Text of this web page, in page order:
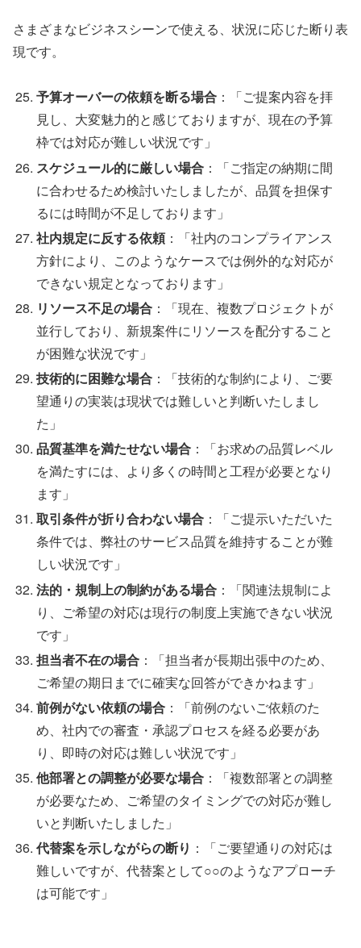
さまざまなビジネスシーンで使える、状況に応じた断り表
現です。
予算オーバーの依頼を断る場合 ：「ご提案内容を拝
見し、大変魅力的と感じておりますが、現在の予算
枠では対応が難しい状況です」
スケジュール的に厳しい場合 ：「ご指定の納期に間
に合わせるため検討いたしましたが、品質を担保す
るには時間が不足しております」
社内規定に反する依頼：「社内のコンプライアンス
方針により、このようなケースでは例外的な対応が
できない規定となっております」
リソース不足の場合 ：「現在、複数プロジェクトが
並行しており、新規案件にリソースを配分すること
が困難な状況です」
技術的に困難な場合 ：「技術的な制約により、ご要
望通りの実装は現状では難しいと判断いたしまし
た」
品質基準を満たせない場合 ：「お求めの品質レベル
を満たすには、より多くの時間と工程が必要となり
ます」
取引条件が折り合わない場合 ：「ご提示いただいた
条件では、弊社のサービス品質を維持することが難
しい状況です」
法的・規制上の制約がある場合 ：「関連法規制によ
り、ご希望の対応は現行の制度上実施できない状況
です」
担当者不在の場合 ：「担当者が長期出張中のため、
ご希望の期日までに確実な回答ができかねます」
前例がない依頼の場合 ：「前例のないご依頼のた
め、社内での審査・承認プロセスを経る必要があ
り、即時の対応は難しい状況です」
他部署との調整が必要な場合 ：「複数部署との調整
が必要なため、ご希望のタイミングでの対応が難し
いと判断いたしました」
代替案を示しながらの断り ：「ご要望通りの対応は
難しいですが、代替案として○○のようなアプローチ
は可能です」